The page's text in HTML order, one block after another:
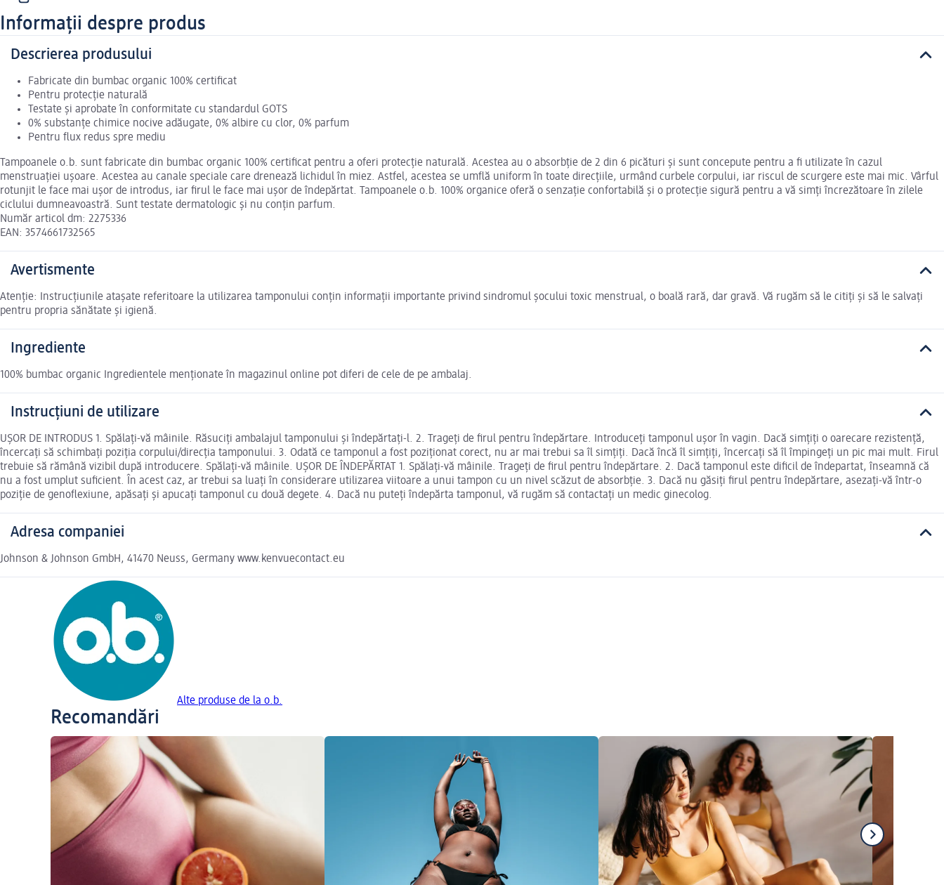
Informații despre produs
Descrierea produsului
Fabricate din bumbac organic 100% certificat
Pentru protecție naturală
Testate și aprobate în conformitate cu standardul GOTS
0% substanțe chimice nocive adăugate, 0% albire cu clor, 0% parfum
Pentru flux redus spre mediu
Tampoanele o.b. sunt fabricate din bumbac organic 100% certificat pentru a oferi protecție naturală. Acestea au o absorbție de 2 din 6 picături și sunt concepute pentru a fi utilizate în cazul
menstruației ușoare. Acestea au canale speciale care drenează lichidul în miez. Astfel, acestea se umflă uniform în toate direcțiile, urmând curbele corpului, iar riscul de scurgere este mai mic. Vârful
rotunjit le face mai ușor de introdus, iar firul le face mai ușor de îndepărtat. Tampoanele o.b. 100% organice oferă o senzație confortabilă și o protecție sigură pentru a vă simți încrezătoare în zilele
ciclului dumneavoastră. Sunt testate dermatologic și nu conțin parfum.
Număr articol dm: 2275336
EAN: 3574661732565
Avertismente
Atenție: Instrucțiunile atașate referitoare la utilizarea tamponului conțin informații importante privind sindromul șocului toxic menstrual, o boală rară, dar gravă. Vă rugăm să le citiți și să le salvați
pentru propria sănătate și igienă.
Ingrediente
100% bumbac organic Ingredientele menționate în magazinul online pot diferi de cele de pe ambalaj.
Instrucțiuni de utilizare
UȘOR DE INTRODUS 1. Spălați-vă mâinile. Răsuciți ambalajul tamponului și îndepărtați-l. 2. Trageți de firul pentru îndepărtare. Introduceți tamponul ușor în vagin. Dacă simțiți o oarecare rezistență,
încercați să schimbați poziția corpului/direcția tamponului. 3. Odată ce tamponul a fost poziționat corect, nu ar mai trebui sa îl simțiți. Dacă încă îl simțiți, încercați să îl împingeți un pic mai mult. Firul
trebuie să rămână vizibil după introducere. Spălați-vă mâinile. UȘOR DE ÎNDEPĂRTAT 1. Spălați-vă mâinile. Trageți de firul pentru îndepărtare. 2. Dacă tamponul este dificil de îndepartat, înseamnă că
nu a fost umplut suficient. În acest caz, ar trebui sa luați în considerare utilizarea viitoare a unui tampon cu un nivel scăzut de absorbție. 3. Dacă nu găsiți firul pentru îndepărtare, asezați-vă într-o
poziție de genoflexiune, apăsați și apucați tamponul cu două degete. 4. Dacă nu puteți îndepărta tamponul, vă rugăm să contactați un medic ginecolog.
Adresa companiei
Johnson & Johnson GmbH, 41470 Neuss, Germany www.kenvuecontact.eu
Alte produse de la o.b.
Recomandări